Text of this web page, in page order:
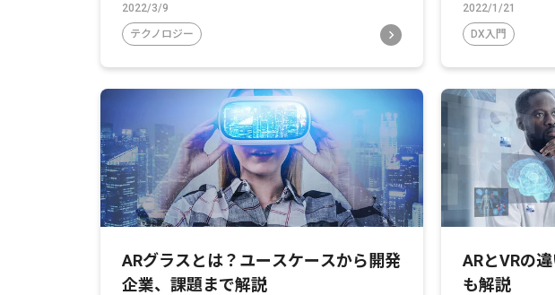
2022/3/9
テクノロジー
2022/1/21
DX入門
ARグラスとは？ユースケースから開発
企業、課題まで解説
ARとVRの
も解説